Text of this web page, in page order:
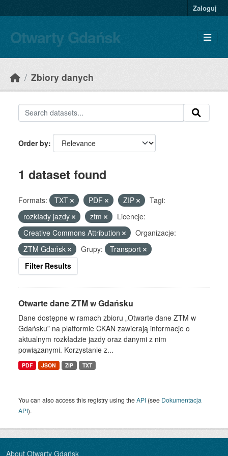
Zaloguj
Otwarty Gdańsk
Zbiory danych
Order by
1 dataset found
Formats: TXT PDF ZIP
Tagi:
rozkłady jazdy
ztm
Licencje:
Creative Commons Attribution
Organizacje:
ZTM Gdańsk
Grupy:
Transport
Filter Results
Otwarte dane ZTM w Gdańsku
Dane dostępne w ramach zbioru „Otwarte dane ZTM w
Gdańsku” na platformie CKAN zawierają informacje o
aktualnym rozkładzie jazdy oraz danymi z nim
powiązanymi. Korzystanie z...
PDF JSON ZIP TXT
You can also access this registry using theAPI (see Dokumentacja
API).
About Otwarty Gdańsk